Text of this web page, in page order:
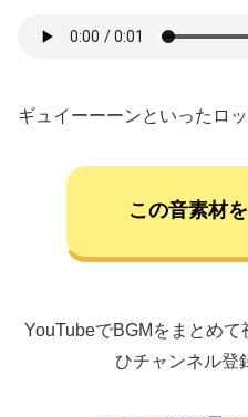
ギュイーーーンといったロ
この音素材
YouTubeでBGMをまとめ
ひチャンネル登